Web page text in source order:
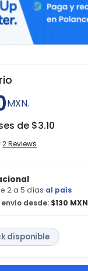
MXN.
de $3.10
2Reviews
2 a 5 días al país
desde: $130 MXN
disponible